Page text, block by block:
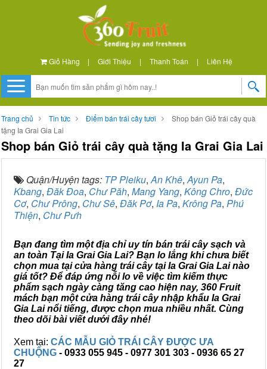
Giỏ Hàng | Giới Thiệu | Thanh Toán | Liên Hệ
Trang chủ Tin tức Điểm bán trái cây tươi
Shop bán Giỏ trái cây quà
tặng Ia Grai Gia Lai
Shop bán Giỏ trái cây quà tặng Ia Grai Gia Lai
Quận/Huyện tags: TP Pleiku,An Khê,Ayun Pa,
Kbang, Đăk Đoa, Chư Păh, Mang Yang, Kông Chro, Đức
Cơ, Chư Prông, Chư Sê, Đăk Pơ, Ia Pa, Krông Pa, Phú
Thiện, Chư Pưh
Bạn đang tìm một địa chỉ uy tín bán trái cây sạch và
an toàn Tại Ia Grai Gia Lai? Bạn lo lắng khi chưa biết
chọn mua tại cửa hàng trái cây tại Ia Grai Gia Lai nào
giá tốt? Để đáp ứng nỗi lo về việc tìm kiếm thực
phẩm sạch ngày càng tăng cao hiện nay, 360 Fruit
mách bạn một cửa hàng trái cây nhập khẩu Ia Grai
Gia Lai nổi tiếng, được chọn mua nhiều nhất. Cùng
theo dõi bài viết dưới đây nhé!
Xem tại: CÁC MẪU GIỎ TRÁI CÂY ĐƯỢC ƯA
CHUỘNG - 0933 055 945 - 0977 301 303 - 0936 65 27
27